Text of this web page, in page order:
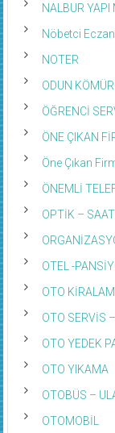
NALBUR YAPI
Nöbetci
NOTER
ODUN KÖMÜR
ÖĞRENCİ
ÖNE ÇIKAN
Öne Çıkan
ÖNEMLİ
OPTİK – SAAT
OTEL -
OTO
OTO SERVİS
OTO YEDEK
OTO YIKAMA
OTOBÜS –
OTOMOBİL